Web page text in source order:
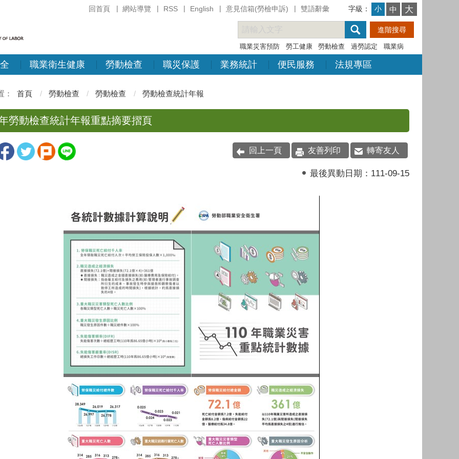
回首頁 網站導覽 RSS English 意見信箱(勞檢申訴) 雙語辭彙 字級： 小 中 大
職業災害預防 勞工健康 勞動檢查 過勞認定 職業病
職業衛生健康 勞動檢查 職災保護 業務統計 便民服務 法規專區
首頁 勞動檢查 勞動檢查 勞動檢查統計年報
勞動檢查統計年報重點摘要摺頁
回上一頁 友善列印 轉寄友人
最後異動日期： 111-09-15